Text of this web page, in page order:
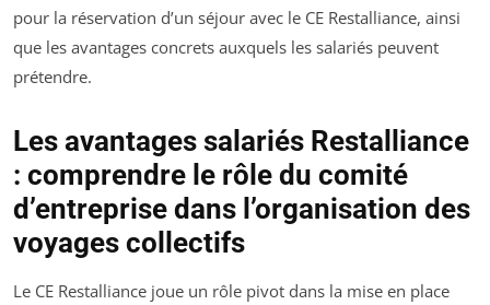
pour la réservation d’un séjour avec le CE Restalliance, ainsi
que les avantages concrets auxquels les salariés peuvent
prétendre.
Les avantages salariés Restalliance
: comprendre le rôle du comité
d’entreprise dans l’organisation des
voyages collectifs
Le CE Restalliance joue un rôle pivot dans la mise en place